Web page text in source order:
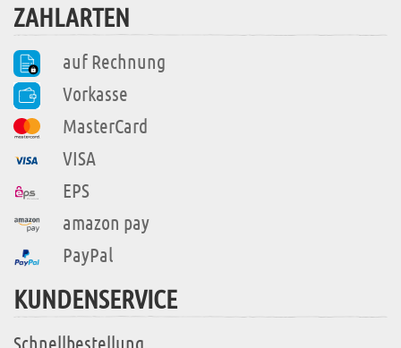
ZAHLARTEN
auf Rechnung
Vorkasse
MasterCard
VISA
EPS
amazon pay
PayPal
KUNDENSERVICE
Schnellbestellung